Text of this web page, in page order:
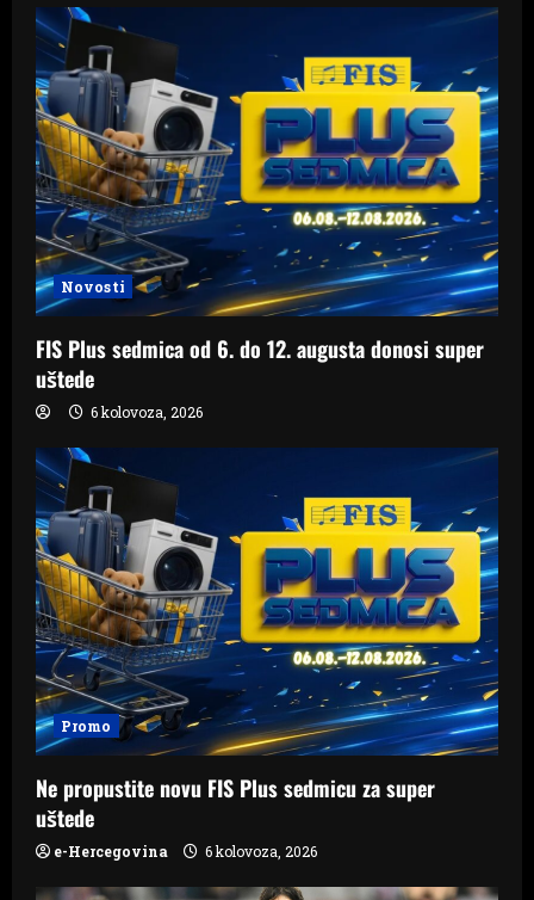
Novosti
FIS Plus sedmica od 6. do 12. augusta donosi super
uštede
6 kolovoza, 2026
Promo
Ne propustite novu FIS Plus sedmicu za super
uštede
e-Hercegovina 6 kolovoza, 2026